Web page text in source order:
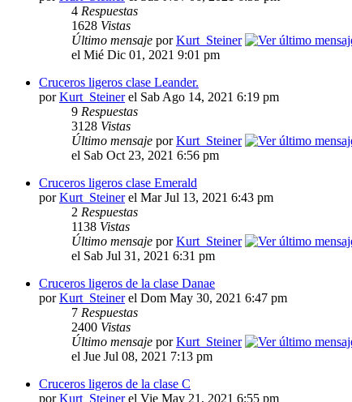
4 Respuestas
1628 Vistas
Último mensaje porKurt_Steiner
el Mié Dic 01, 2021 9:01 pm
Cruceros ligeros clase Leander.
porKurt_Steinerel Sab Ago 14, 2021 6:19 pm
9 Respuestas
3128 Vistas
Último mensaje porKurt_Steiner
el Sab Oct 23, 2021 6:56 pm
Cruceros ligeros clase Emerald
porKurt_Steinerel Mar Jul 13, 2021 6:43 pm
2 Respuestas
1138 Vistas
Último mensaje porKurt_Steiner
el Sab Jul 31, 2021 6:31 pm
Cruceros ligeros de la clase Danae
porKurt_Steinerel Dom May 30, 2021 6:47 pm
7 Respuestas
2400 Vistas
Último mensaje porKurt_Steiner
el Jue Jul 08, 2021 7:13 pm
Cruceros ligeros de la clase C
porKurt_Steinerel Vie May 21, 2021 6:55 pm